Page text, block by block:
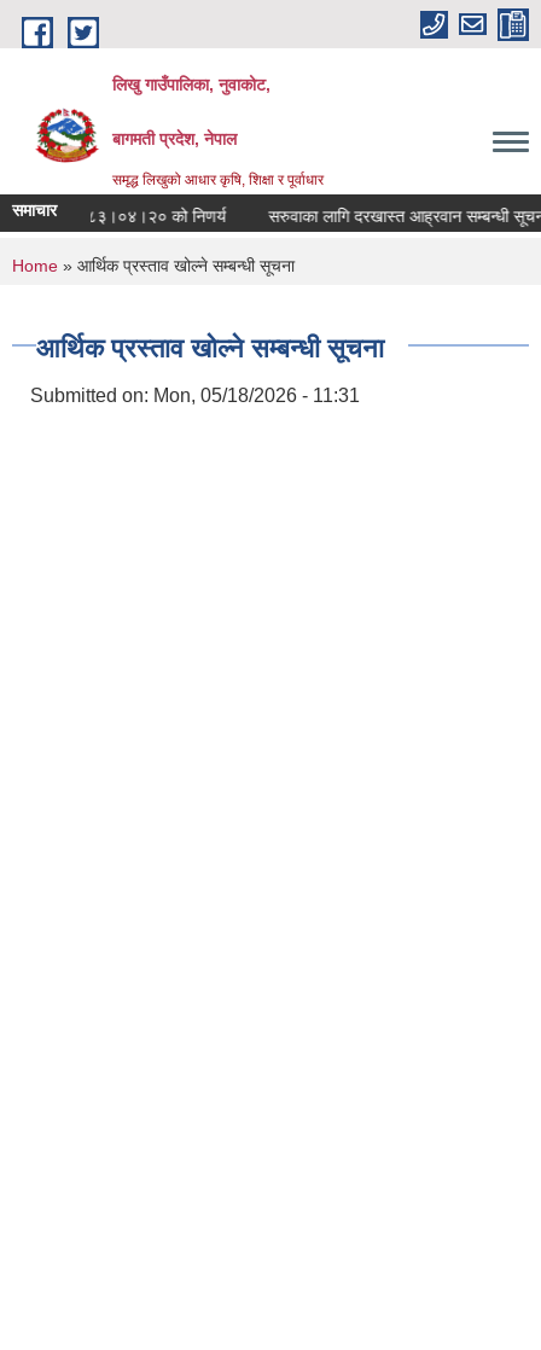
Skip to main content
लिखु गाउँपालिका, नुवाकोट,
बागमती प्रदेश, नेपाल
समृद्ध लिखुको आधार कृषि, शिक्षा र पूर्वाधार
समाचार
मिति २०८३।०४।२० को निणर्य सरुवाका लागि दरखास्त आह्रवान सम्बन्धी सूचना
You are here
Home » आर्थिक प्रस्ताव खोल्ने सम्बन्धी सूचना
आर्थिक प्रस्ताव खोल्ने सम्बन्धी सूचना
Submitted on: Mon, 05/18/2026 - 11:31